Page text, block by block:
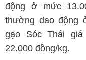
động ở mức
thường dao động
gạo Sóc Thái giá
22.000 đồng/kg.